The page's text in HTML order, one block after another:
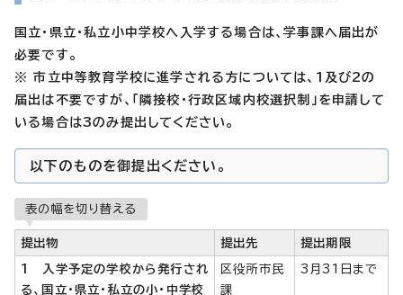
国立・県立・私立小中学校へ入学する場合は、学事課へ届出が
必要です。
※ 市立中等教育学校に進学される方については、1及び2の
届出は不要ですが、「隣接校・行政区域内校選択制」を申請して
いる場合は3のみ提出してください。
以下のものを御提出ください。
表の幅を切り替える
提出物 提出先 提出期限
1 入学予定の学校から発行され
る、国立・県立・私立の小・中学校
区役所市民
課
3月31日まで